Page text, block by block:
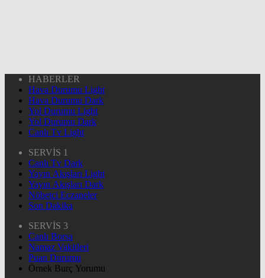
HABERLER
Hava Durumu Light
Hava Durumu Dark
Yol Durumu Light
Yol Durumu Dark
Canlı Tv Light
SERVİS 1
Canlı Tv Dark
Yayın Akışları Light
Yayın Akışları Dark
Nöbetçi Eczaneler
Son Dakika
SERVİS 3
Canlı Borsa
Namaz Vakitleri
Puan Durumu
Örnek Burç Yorumu